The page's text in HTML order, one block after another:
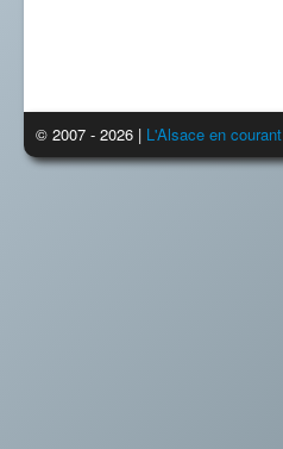
© 2007 - 2026 | L'Alsace en courant